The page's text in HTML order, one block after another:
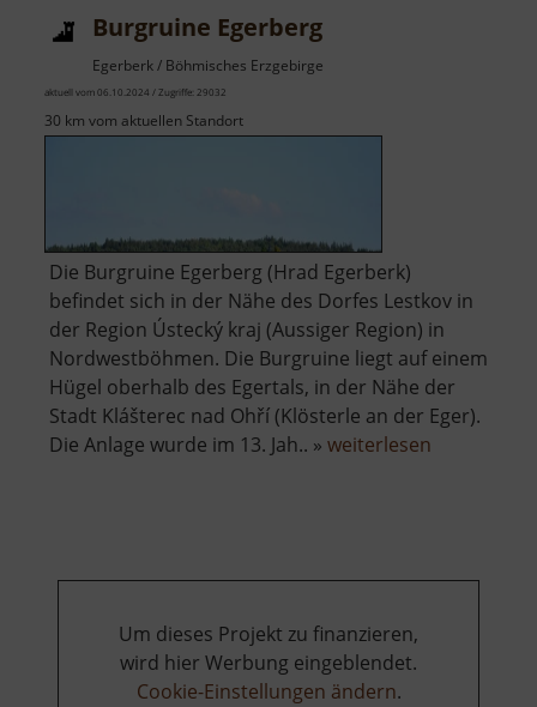
Burgruine Egerberg
Egerberk / Böhmisches Erzgebirge
aktuell vom 06.10.2024 / Zugriffe: 29032
30 km vom aktuellen Standort
Die Burgruine Egerberg (Hrad Egerberk)
befindet sich in der Nähe des Dorfes Lestkov in
der Region Ústecký kraj (Aussiger Region) in
Nordwestböhmen. Die Burgruine liegt auf einem
Hügel oberhalb des Egertals, in der Nähe der
Stadt Klášterec nad Ohří (Klösterle an der Eger).
Die Anlage wurde im 13. Jah.. » weiterlesen
Um dieses Projekt zu finanzieren,
wird hier Werbung eingeblendet.
Cookie-Einstellungen ändern.